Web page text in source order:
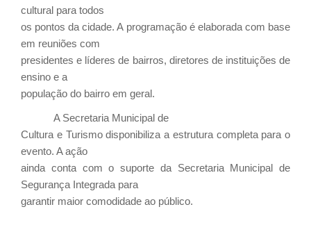
cultural para todos
os pontos da cidade. A programação é elaborada com base
em reuniões com
presidentes e líderes de bairros, diretores de instituições de
ensino e a
população do bairro em geral.
A Secretaria Municipal de
Cultura e Turismo disponibiliza a estrutura completa para o
evento. A ação
ainda conta com o suporte da Secretaria Municipal de
Segurança Integrada para
garantir maior comodidade ao público.